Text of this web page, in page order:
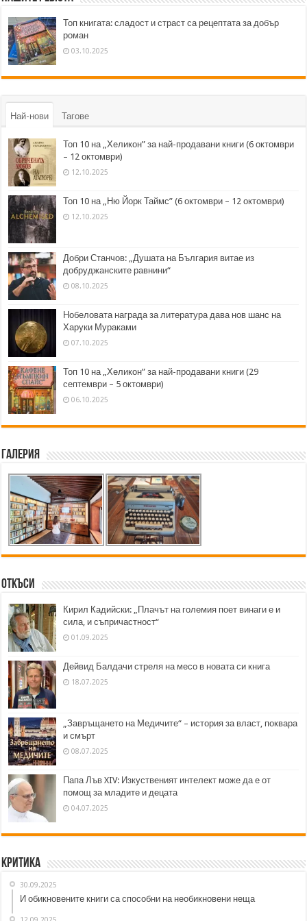
Топ книгата: сладост и страст са рецептата за добър
роман
03.10.2025
Най-нови Тагове
Топ 10 на „Хеликон” за най-продавани книги (6 октомври
– 12 октомври)
12.10.2025
Топ 10 на „Ню Йорк Таймс” (6 октомври – 12 октомври)
12.10.2025
Добри Станчов: „Душата на България витае из
добруджанските равнини“
08.10.2025
Нобеловата награда за литература дава нов шанс на
Харуки Мураками
07.10.2025
Топ 10 на „Хеликон” за най-продавани книги (29
септември – 5 октомври)
06.10.2025
Галерия
Откъси
Кирил Кадийски: „Плачът на големия поет винаги е и
сила, и съпричастност“
01.09.2025
Дейвид Балдачи стреля на месо в новата си книга
18.07.2025
„Завръщането на Медичите“ – история за власт, поквара
и смърт
08.07.2025
Папа Лъв XIV: Изкуственият интелект може да е от
помощ за младите и децата
04.07.2025
Критика
30.09.2025
И обикновените книги са способни на необикновени неща